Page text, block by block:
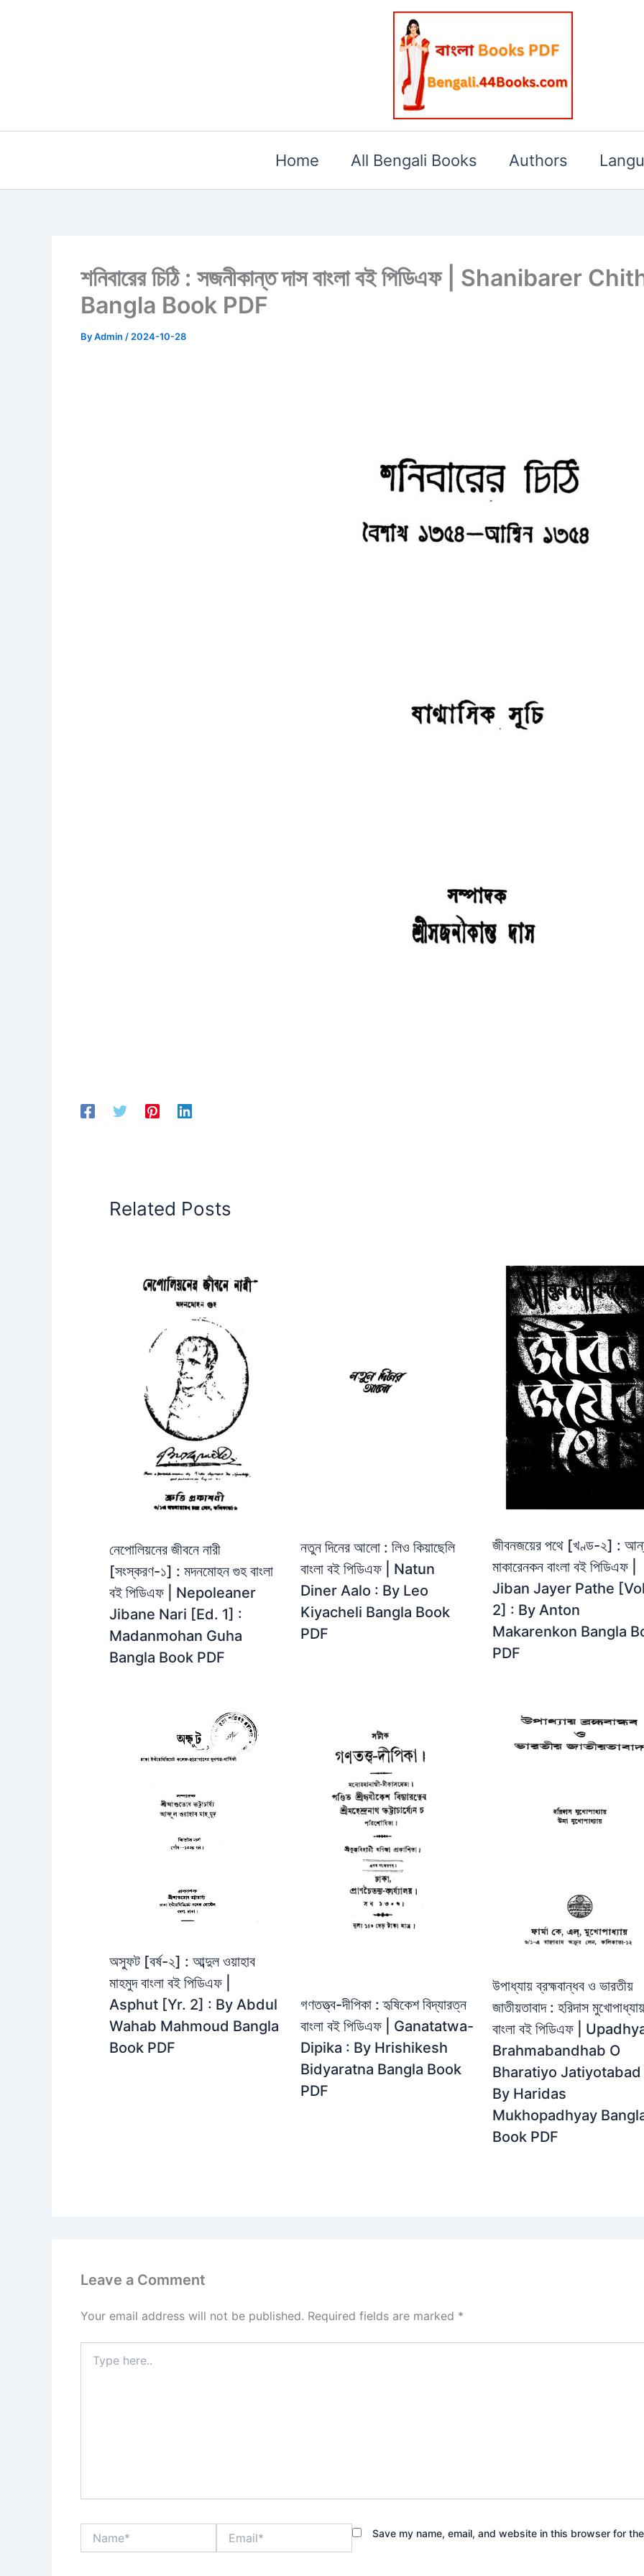
Home All Bengali Books Authors
শনিবারের চিঠি : সজনীকান্ত দাস বাংলা বই পিডিএফ | Shanibarer
Bangla Book PDF
ByAdmin / 2024-10-28
Related Posts
নেপোলিয়নের জীবনে নারী
[সংস্করণ-১] : মদনমোহন গুহ বাংলা
বই পিডিএফ | Nepoleaner
Jibane Nari [Ed. 1] :
Madanmohan Guha
Bangla Book PDF
নতুন দিনের আলো : লিও কিয়াছেলি
বাংলা বই পিডিএফ | Natun
Diner Aalo : By Leo
Kiyacheli Bangla Book
PDF
জীবনজয়ের পথে [খণ্ড-২] :
মাকারেনকন বাংলা বই পিডিএফ |
Jiban Jayer Pathe
2] : By Anton
Makarenkon Bangla
PDF
অস্ফুট [বর্ষ-২] : আব্দুল ওয়াহাব
মাহমুদ বাংলা বই পিডিএফ |
Asphut [Yr. 2] : By Abdul
Wahab Mahmoud Bangla
Book PDF
গণতত্ত্ব-দীপিকা : হৃষিকেশ বিদ্যারত্ন
বাংলা বই পিডিএফ | Ganatatwa-
Dipika : By Hrishikesh
Bidyaratna Bangla Book
PDF
উপাধ্যায় ব্রহ্মবান্ধব ও ভারতীয়
জাতীয়তাবাদ : হরিদাস মুখোপাধ্যায়
বাংলা বই পিডিএফ |
Brahmabandhab O
Bharatiyo Jatiyotabad
By Haridas
Mukhopadhyay
Book PDF
Leave a Comment
Your email address will not be published. Required fields are marked *
here..
Save my name, email, and website in this browser for